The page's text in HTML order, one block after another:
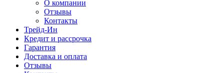
О компании
Отзывы
Контакты
Трейд-Ин
Кредит и рассрочка
Гарантия
Доставка и оплата
Отзывы